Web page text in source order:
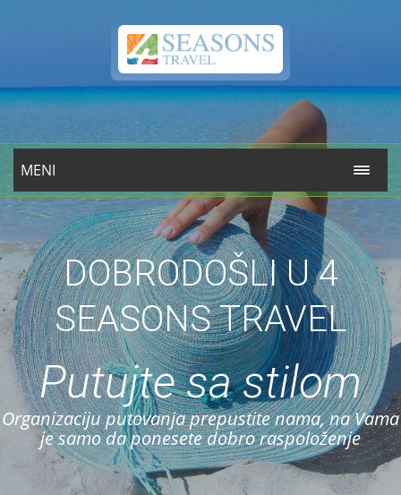
MENI
DOBRODOŠLI U 4
SEASONS TRAVEL
Putujte sa stilom
Organizaciju putovanja prepustite nama, na Vama
je samo da ponesete dobro raspoloženje